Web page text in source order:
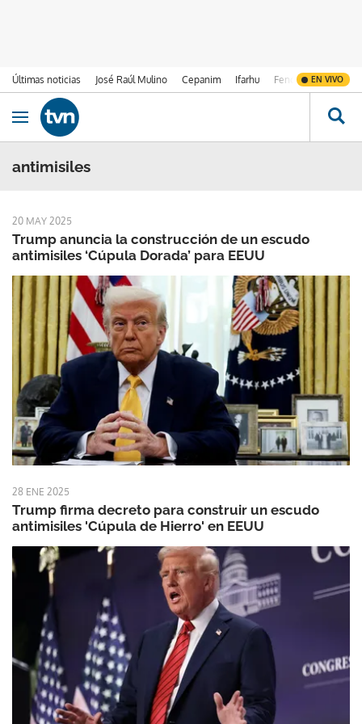
Últimas noticias José Raúl Mulino Cepanim Ifarhu Fenómeno de El
EN VIVO
Ir al contenido
Obrir navegació
antimisiles
20 MAY 2025
Trump anuncia la construcción de un escudo
antimisiles ‘Cúpula Dorada’ para EEUU
28 ENE 2025
Trump firma decreto para construir un escudo
antimisiles 'Cúpula de Hierro' en EEUU